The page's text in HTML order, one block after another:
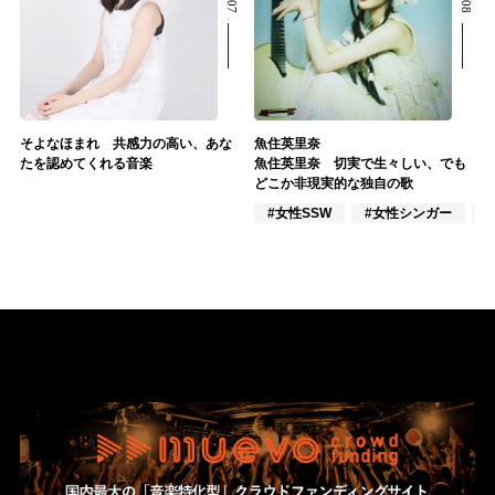
そよなほまれ 共感力の高い、あな
たを認めてくれる音楽
魚住英里奈
魚住英里奈 切実で生々しい、でも
どこか非現実的な独自の歌
#女性SSW
#女性シンガー